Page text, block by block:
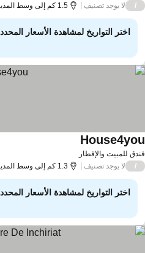
لا يوجد تصنيف 1.5 كم إلى وسط المدينة
اختر التواريخ لمشاهدة الأسعار المحددة
للمبيت والإفطار
لا يوجد تصنيف 1.3 كم إلى وسط المدينة
اختر التواريخ لمشاهدة الأسعار المحددة